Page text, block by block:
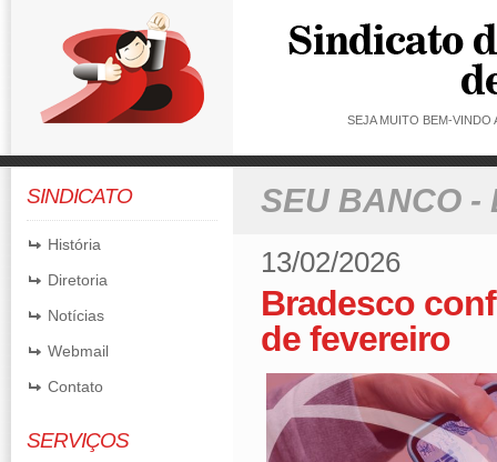
SEJA MUITO BEM-
SINDICATO
História
Diretoria
Notícias
Webmail
Contato
SERVIÇOS
SEU BANCO -
13/02/2026
Bradesco
de fevereiro